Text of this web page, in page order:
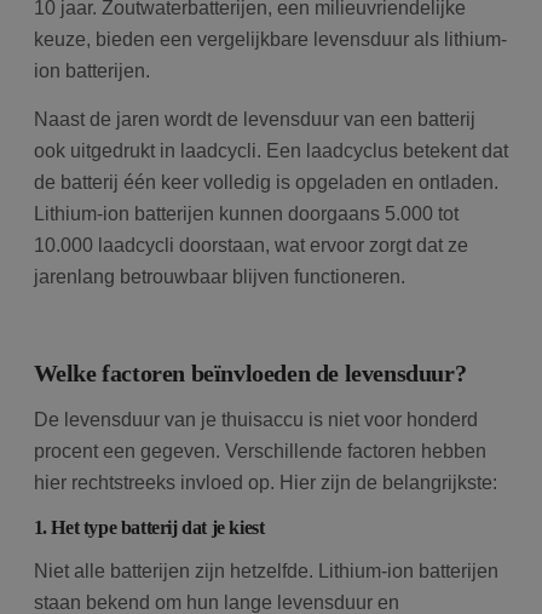
10 jaar. Zoutwaterbatterijen, een milieuvriendelijke
keuze, bieden een vergelijkbare levensduur als lithium-
ion batterijen.
Naast de jaren wordt de levensduur van een batterij
ook uitgedrukt in laadcycli. Een laadcyclus betekent dat
de batterij één keer volledig is opgeladen en ontladen.
Lithium-ion batterijen kunnen doorgaans 5.000 tot
10.000 laadcycli doorstaan, wat ervoor zorgt dat ze
jarenlang betrouwbaar blijven functioneren.
Welke factoren beïnvloeden de levensduur?
De levensduur van je thuisaccu is niet voor honderd
procent een gegeven. Verschillende factoren hebben
hier rechtstreeks invloed op. Hier zijn de belangrijkste:
1. Het type batterij dat je kiest
Niet alle batterijen zijn hetzelfde. Lithium-ion batterijen
staan bekend om hun lange levensduur en